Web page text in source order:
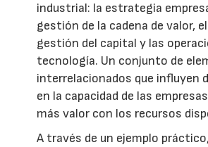
industrial: la estrategia
gestión de la cadena de valor,
gestión del capital y las
tecnología. Un conjunto de
interrelacionados que influyen
en la capacidad de las
más valor con los recursos
A través de un ejemplo